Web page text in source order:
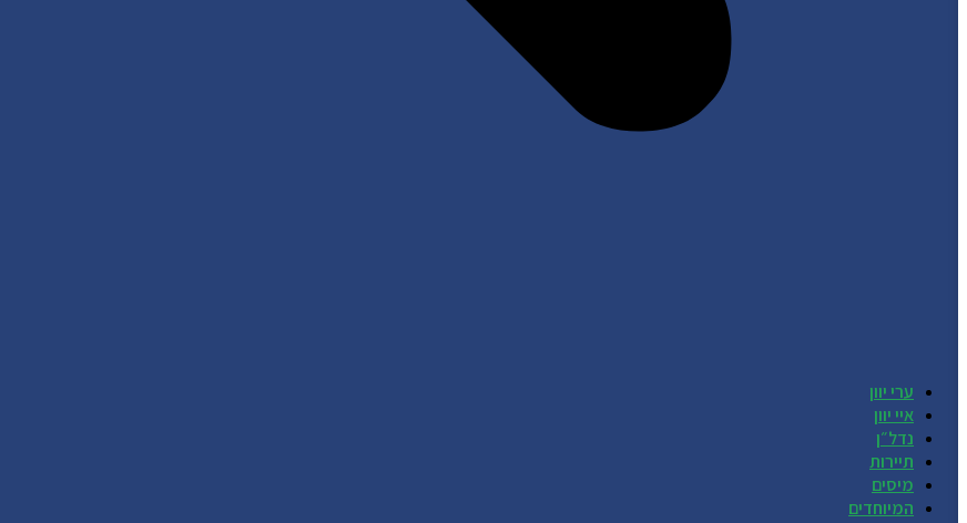
ערי יוון
איי יוון
נדל״ן
תיירות
מיסים
המיוחדים